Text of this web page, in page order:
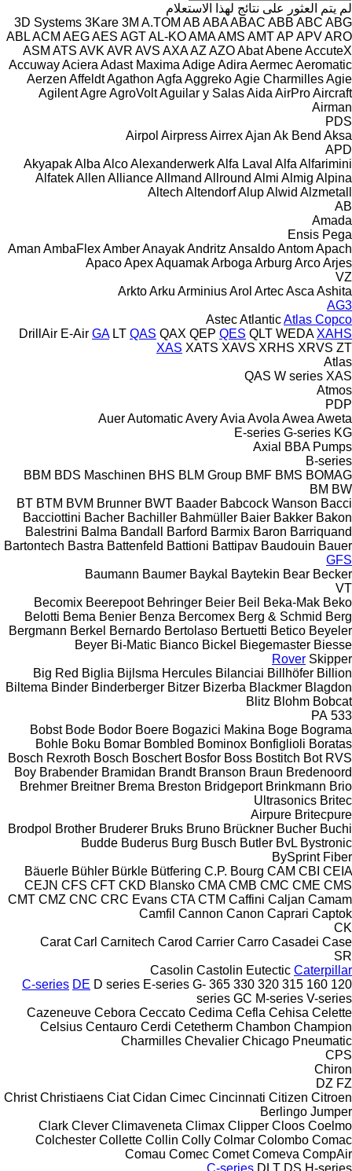
لم يتم العثور على نتائج لهذا الاستعلام
3D Systems 3Kare 3M A.TOM AB ABAABAC ABB ABC ABG
ABLACM AEGAES AGTAL-KOAMAAMS AMTAP APVARO
ASM ATS AVK AVR AVS AXAAZ AZOAbatAbeneAccuteX
AccuwayAciera Adast Maxima AdigeAdira AermecAeromatic
Aerzen AffeldtAgathon Agfa AggrekoAgie CharmillesAgie
AgilentAgreAgroVoltAguilar y SalasAida AirProAircraft
Airman
PDS
Airpol AirpressAirrexAjan Ak Bend Aksa
APD
AkyapakAlba AlcoAlexanderwerkAlfa Laval Alfa Alfarimini
AlfatekAllen AllianceAllmand Allround Almi Almig Alpina
Altech AltendorfAlupAlwid Alzmetall
AB
Amada
Ensis Pega
Aman AmbaFlexAmberAnayakAndritz AnsaldoAntomApach
ApacoApexAquamakArboga Arburg ArcoArjes
VZ
ArktoArku ArminiusArol ArtecAsca Ashita
AG3
AstecAtlanticAtlas Copco
DrillAir E-Air GA LT QAS QAX QEP QES QLT WEDA XAHS
XAS XATS XAVS XRHS XRVS ZT
Atlas
QAS W series XAS
Atmos
PDP
AuerAutomaticAveryAvia Avola Awea Aweta
E-series G-series KG
Axial
BBA Pumps
B-series
BBM BDS Maschinen BHS BLM Group BMF BMS BOMAG
BM BW
BT BTM BVM Brunner BWT Baader Babcock Wanson Bacci
Bacciottini Bacher Bachiller Bahmüller Baier Bakker Bakon
Balestrini Balma Bandall Barford Barmix Baron Barriquand
Bartontech Bastra Battenfeld Battioni Battipav Baudouin Bauer
GFS
Baumann Baumer Baykal Baytekin Bear Becker
VT
Becomix Beerepoot Behringer Beier Beil Beka-Mak Beko
Belotti Bema Benier Benza Bercomex Berg & Schmid Berg
Bergmann Berkel Bernardo Bertolaso Bertuetti Betico Beyeler
Beyer Bi-Matic Bianco Bickel Biegemaster Biesse
Rover Skipper
Big Red Biglia Bijlsma Hercules Bilanciai Billhöfer Billion
Biltema Binder Binderberger Bitzer Bizerba Blackmer Blagdon
Blitz Blohm Bobcat
533
PA
Bobst Bode Bodor Boere Bogazici Makina Boge Bograma
Bohle Boku Bomar Bombled Bominox Bonfiglioli Boratas
Bosch Rexroth Bosch Boschert Bosfor Boss Bostitch Bot RVS
Boy Brabender Bramidan Brandt Branson Braun Bredenoord
Brehmer Breitner Brema Breston Bridgeport Brinkmann Brio
Ultrasonics Britec
Airpure Britecpure
Brodpol Brother Bruderer Bruks Bruno Brückner Bucher Buchi
Budde Buderus Burg Busch Butler BvL Bystronic
BySprint Fiber
Bäuerle Bühler Bürkle Bütfering C.P. Bourg CAM CBI CEIA
CEJN CFS CFT CKD Blansko CMA CMB CMC CME CMS
CMT CMZ CNC CRC Evans CTA CTM Caffini Caljan Camam
Camfil Cannon Canon Caprari Captok
CK
Carat Carl Carnitech Carod Carrier Carro Casadei Case
SR
Casolin Castolin Eutectic Caterpillar
120
160
315
320
330
365
C-series DE D series E-series G-
series GC M-series V-series
Cazeneuve Cebora Ceccato Cedima Cefla Cehisa Celette
Celsius Centauro Cerdi Cetetherm Chambon Champion
Charmilles Chevalier Chicago Pneumatic
CPS
Chiron
DZ FZ
Christ Christiaens Ciat Cidan Cimec Cincinnati Citizen Citroen
Berlingo Jumper
Clark Clever Climaveneta Climax Clipper Cloos Coelmo
Colchester Collette Collin Colly Colmar Colombo Comac
Comau Comec Comet Comeva CompAir
C-series DLT DS H-series